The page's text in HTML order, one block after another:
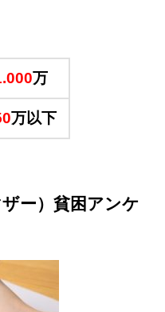
万
万以下
ー）貧困アンケ